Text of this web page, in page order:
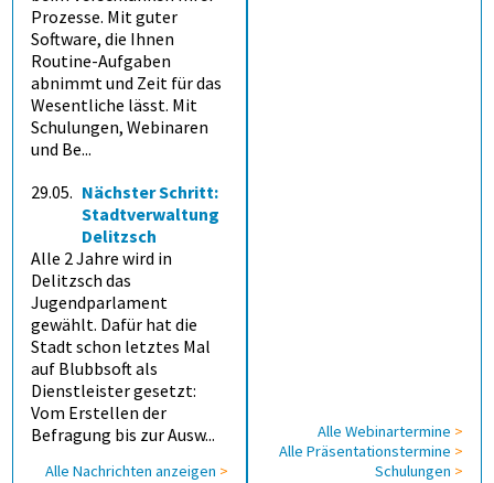
Prozesse. Mit guter
Software, die Ihnen
Routine-Aufgaben
abnimmt und Zeit für das
Wesentliche lässt. Mit
Schulungen, Webinaren
und Be...
29.05. Nächster Schritt:
Stadtverwaltung
Delitzsch
Alle 2 Jahre wird in
Delitzsch das
Jugendparlament
gewählt. Dafür hat die
Stadt schon letztes Mal
auf Blubbsoft als
Dienstleister gesetzt:
Vom Erstellen der
Befragung bis zur Ausw...
Alle Nachrichten anzeigen >
Alle Webinartermine >
Alle Präsentations­termine >
Schulungen >